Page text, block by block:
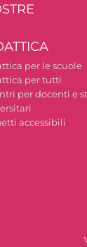
per le scuole
per tutti
per docenti e
accessibili